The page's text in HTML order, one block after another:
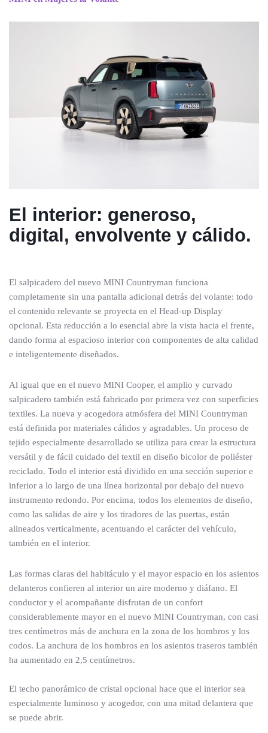
El interior: generoso,
digital, envolvente y cálido.
El salpicadero del nuevo MINI Countryman funciona
completamente sin una pantalla adicional detrás del volante: todo
el contenido relevante se proyecta en el Head-up Display
opcional. Esta reducción a lo esencial abre la vista hacia el frente,
dando forma al espacioso interior con componentes de alta calidad
e inteligentemente diseñados.
Al igual que en el nuevo MINI Cooper, el amplio y curvado
salpicadero también está fabricado por primera vez con superficies
textiles. La nueva y acogedora atmósfera del MINI Countryman
está definida por materiales cálidos y agradables. Un proceso de
tejido especialmente desarrollado se utiliza para crear la estructura
versátil y de fácil cuidado del textil en diseño bicolor de poliéster
reciclado. Todo el interior está dividido en una sección superior e
inferior a lo largo de una línea horizontal por debajo del nuevo
instrumento redondo. Por encima, todos los elementos de diseño,
como las salidas de aire y los tiradores de las puertas, están
alineados verticalmente, acentuando el carácter del vehículo,
también en el interior.
Las formas claras del habitáculo y el mayor espacio en los asientos
delanteros confieren al interior un aire moderno y diáfano. El
conductor y el acompañante disfrutan de un confort
considerablemente mayor en el nuevo MINI Countryman, con casi
tres centímetros más de anchura en la zona de los hombros y los
codos. La anchura de los hombros en los asientos traseros también
ha aumentado en 2,5 centímetros.
El techo panorámico de cristal opcional hace que el interior sea
especialmente luminoso y acogedor, con una mitad delantera que
se puede abrir.